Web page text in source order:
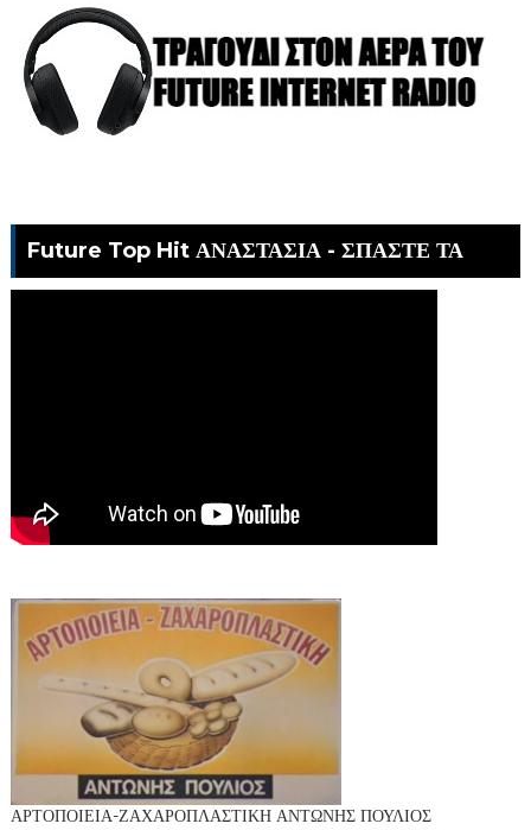
Future Top Hit ΑΝΑΣΤΑΣΙΑ - ΣΠΑΣΤΕ ΤΑ
ΑΡΤΟΠΟΙΕΙΑ-ΖΑΧΑΡΟΠΛΑΣΤΙΚΗ ΑΝΤΩΝΗΣ ΠΟΥΛΙΟΣ